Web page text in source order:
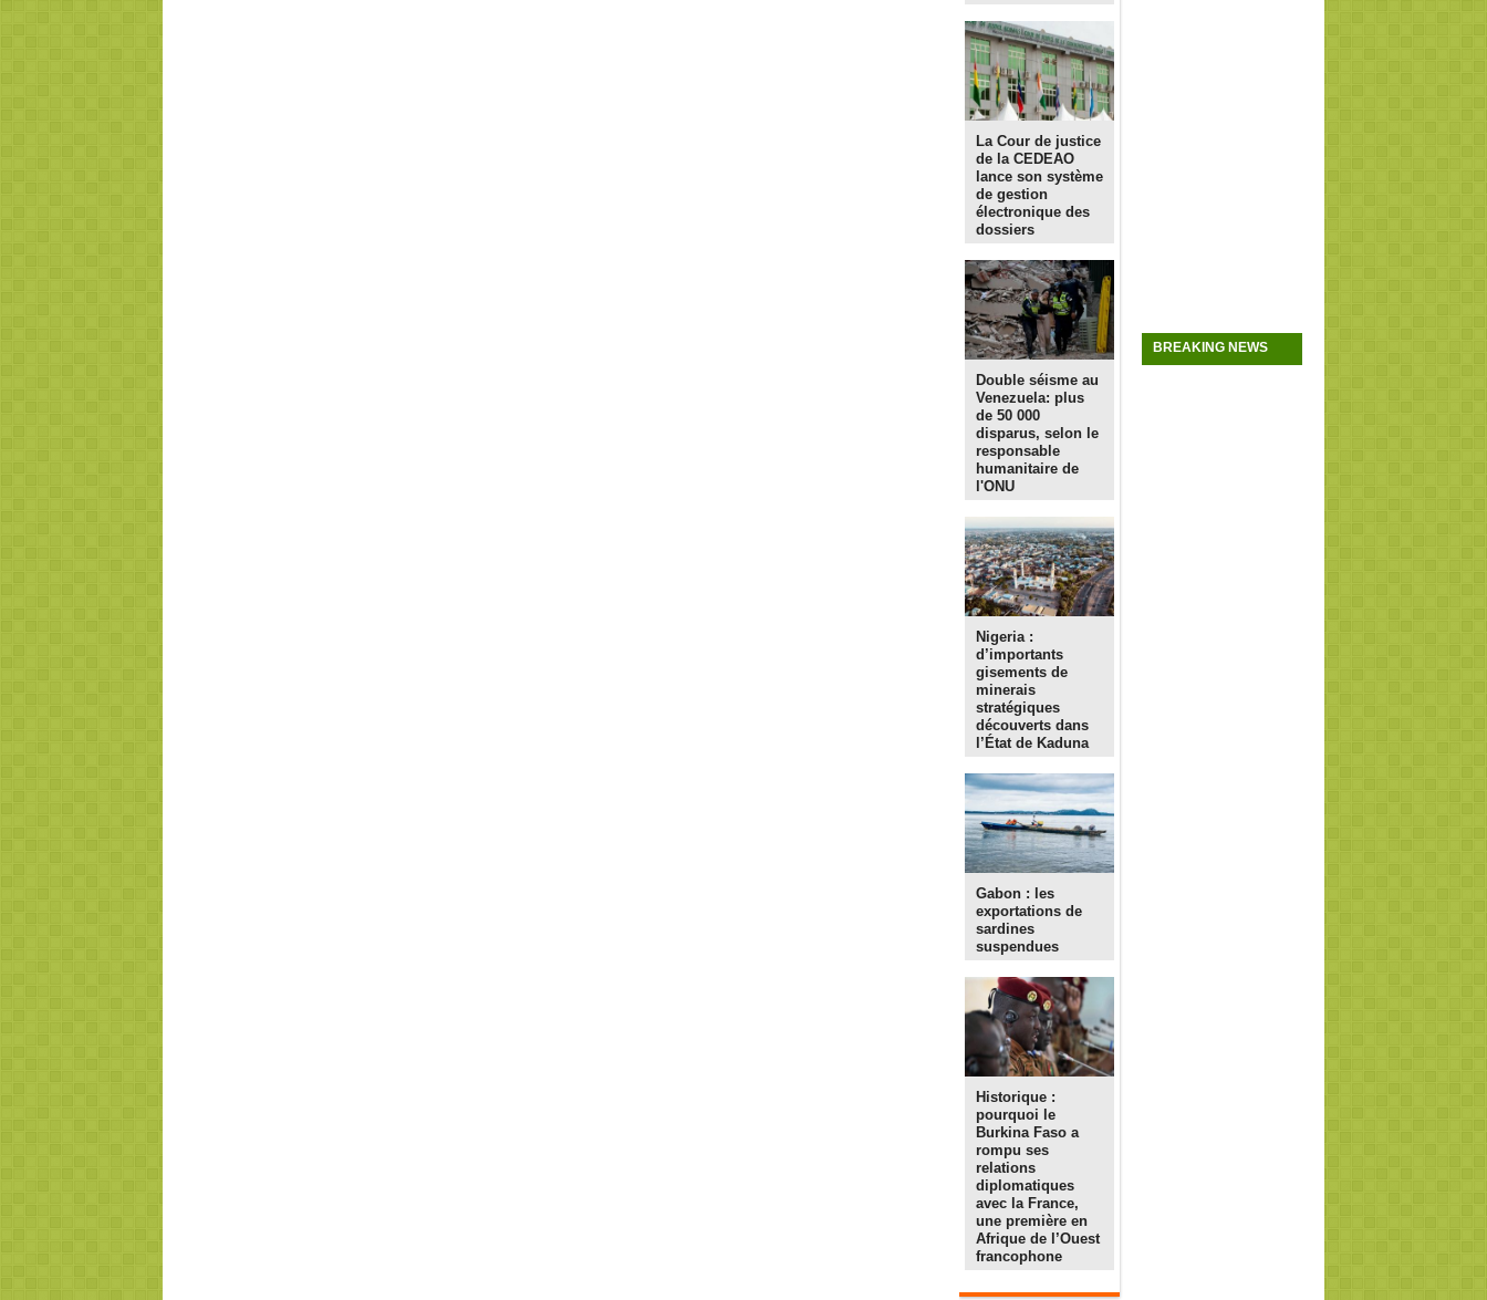
La Cour de justice
de la CEDEAO
lance son système
de gestion
électronique des
dossiers
Double séisme au
Venezuela: plus
de 50 000
disparus, selon le
responsable
humanitaire de
l'ONU
Nigeria :
d’importants
gisements de
minerais
stratégiques
découverts dans
l’État de Kaduna
Gabon : les
exportations de
sardines
suspendues
Historique :
pourquoi le
Burkina Faso a
rompu ses
relations
diplomatiques
avec la France,
une première en
Afrique de l’Ouest
francophone
BREAKING NEWS